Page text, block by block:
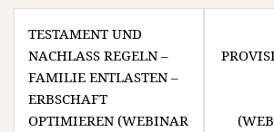
Beitragsnavigation
TESTAMENT UND
NACHLASS REGELN –
FAMILIE ENTLASTEN –
ERBSCHAFT
OPTIMIEREN (WEBINAR